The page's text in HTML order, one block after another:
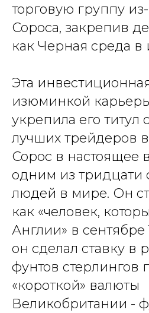
торговую группу
Сороса, закрепив
как Черная среда в
Эта
изюминкой
укрепила его титул
лучших трейдеров
Сорос в настоящее
одним из тридцати
людей в мире. Он
как «человек,
Англии» в сентябре
он сделал ставку в
фунтов стерлингов
«короткой» валюты
Великобритании -